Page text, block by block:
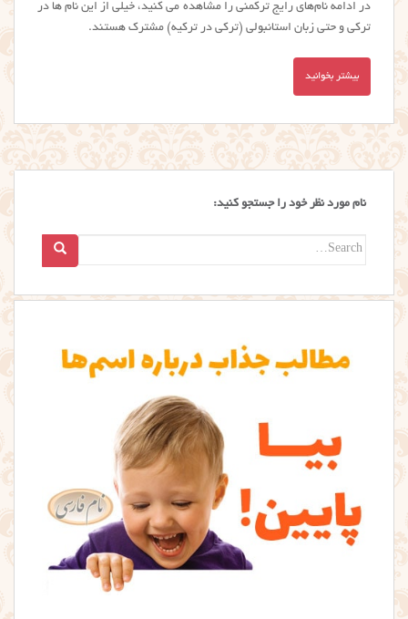
در ادامه نام‌های رایج ترکمنی را مشاهده می کنید، خیلی از این نام ها در
ترکی و حتی زبان استانبولی (ترکی در ترکیه) مشترک هستند.
بیشتر بخوانید
نام مورد نظر خود را جستجو کنید:
Search